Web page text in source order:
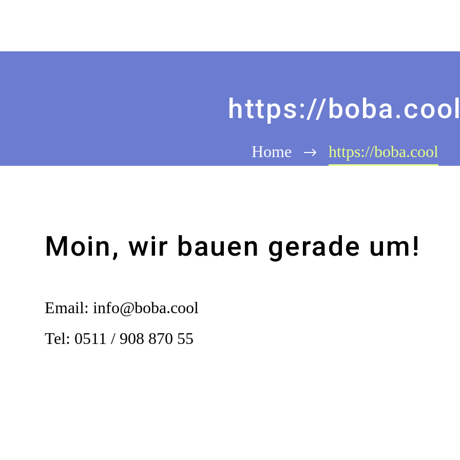
https://
Home https://boba.cool
Moin, wir bauen gerade um!
Email: info@boba.cool
Tel: 0511 / 908 870 55